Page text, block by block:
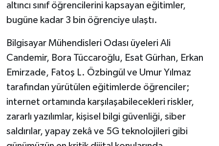
altıncı sınıf öğrencilerini kapsayan eğitimler,
bugüne kadar 3 bin öğrenciye ulaştı.
Bilgisayar Mühendisleri Odası üyeleri Ali
Candemir, Bora Tüccaroğlu, Esat Gürhan, Erkan
Emirzade, Fatoş L. Özbingül ve Umur Yılmaz
tarafından yürütülen eğitimlerde öğrenciler;
internet ortamında karşılaşabilecekleri riskler,
zararlı yazılımlar, kişisel bilgi güvenliği, siber
saldırılar, yapay zekâ ve 5G teknolojileri gibi